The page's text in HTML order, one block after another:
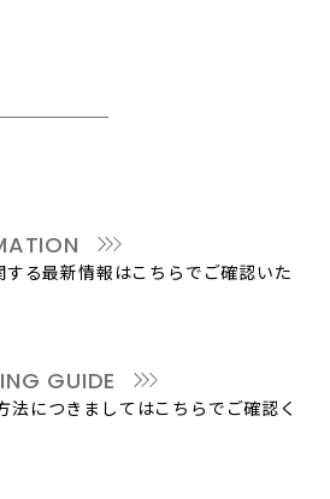
する最新情報はこちらでご確認いた
GUIDE
法につきましてはこちらでご確認く